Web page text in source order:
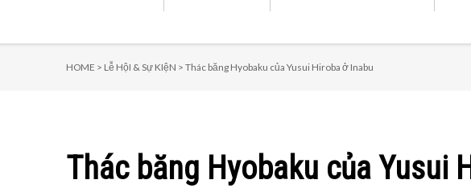
HOME > Lễ HộI & Sự KIệN > Thác băng Hyobaku của Yusui Hiroba ở Inabu
Thác băng Hyobaku của Yusui